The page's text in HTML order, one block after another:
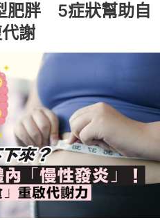
肥胖 5症狀幫助自
謝